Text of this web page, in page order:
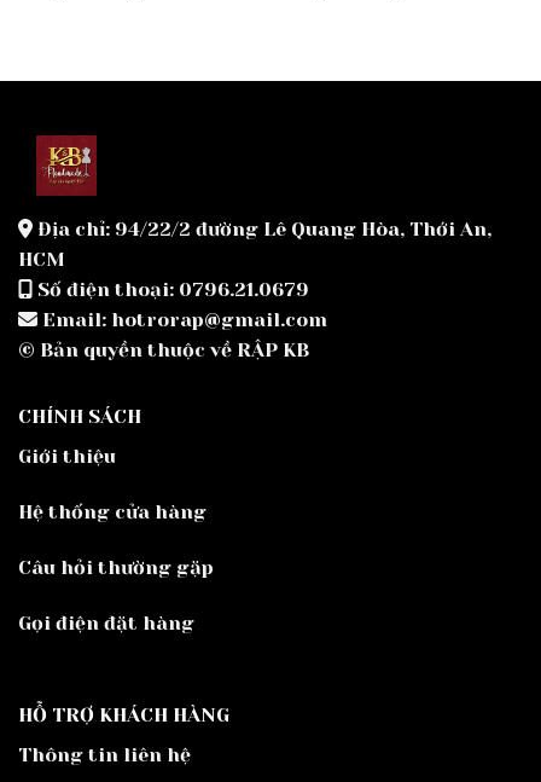
Địa chỉ: 94/22/2 đường Lê Quang Hòa, Thới An,
HCM
Số điện thoại: 0796.21.0679
Email: hotrorap@gmail.com
© Bản quyền thuộc về RẬP KB
CHÍNH SÁCH
Giới thiệu
Hệ thống cửa hàng
Câu hỏi thường gặp
Gọi điện đặt hàng
HỖ TRỢ KHÁCH HÀNG
Thông tin liên hệ